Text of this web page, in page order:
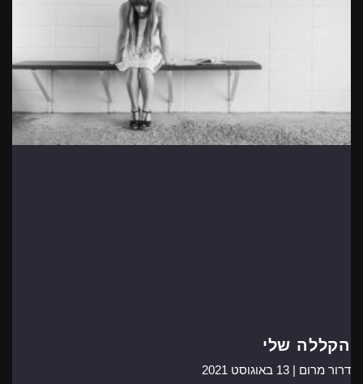
הקללה שלי
דרור מרום | 13 באוגוסט 2021